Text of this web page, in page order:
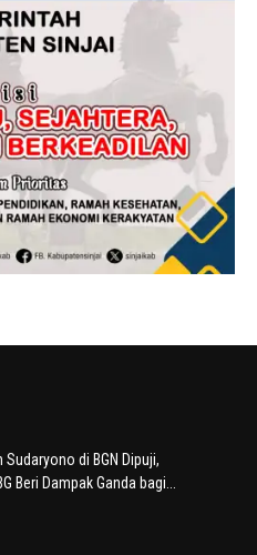
Sudaryono di BGN Dipuji,
Beri Dampak Ganda bagi...